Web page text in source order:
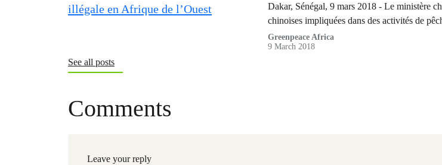
Dakar, Sénégal, 9 mars 2018 - Le ministère
chinoises impliquées dans des activités de
Greenpeace Africa
9 March 2018
See all posts
Comments
Leave your reply